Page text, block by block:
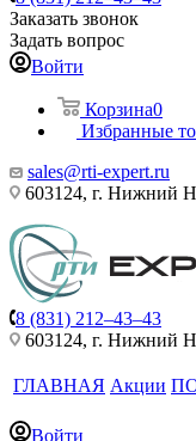
Заказать звонок
Задать вопрос
Войти
Корзина0
Избранные
sales@rti-expert.ru
603124, г. Нижний
8 (831) 212–43–43
603124, г. Нижний
ГЛАВНАЯ Акции
Войти